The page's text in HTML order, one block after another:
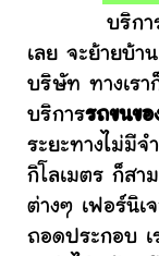
บริการขนย้
เลย จะย้ายบ้า
บริษัท ทางเรา
บริการรถขนขอ
ระยะทางไม่มี
กิโลเมตร ก็สา
ต่างๆ เฟอร์นิเ
ถอดประกอบ